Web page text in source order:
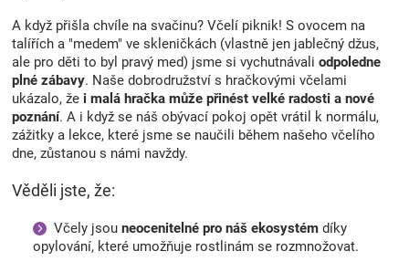
A když přišla chvíle na svačinu? Včelí piknik! S ovocem na
talířích a "medem" ve skleničkách (vlastně jen jablečný džus,
ale pro děti to byl pravý med) jsme si vychutnávali odpoledne
plné zábavy. Naše dobrodružství s hračkovými včelami
ukázalo, že i malá hračka může přinést velké radosti a nové
poznání. A i když se náš obývací pokoj opět vrátil k normálu,
zážitky a lekce, které jsme se naučili během našeho včelího
dne, zůstanou s námi navždy.
Věděli jste, že:
Včely jsou neocenitelné pro náš ekosystémdíky
opylování, které umožňuje rostlinám se rozmnožovat.